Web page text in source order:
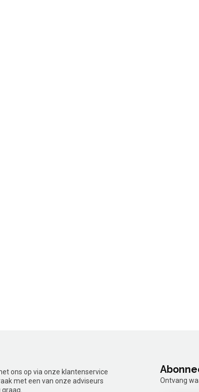
ons op via onze klantenservice
met een van onze adviseurs
Ontvang